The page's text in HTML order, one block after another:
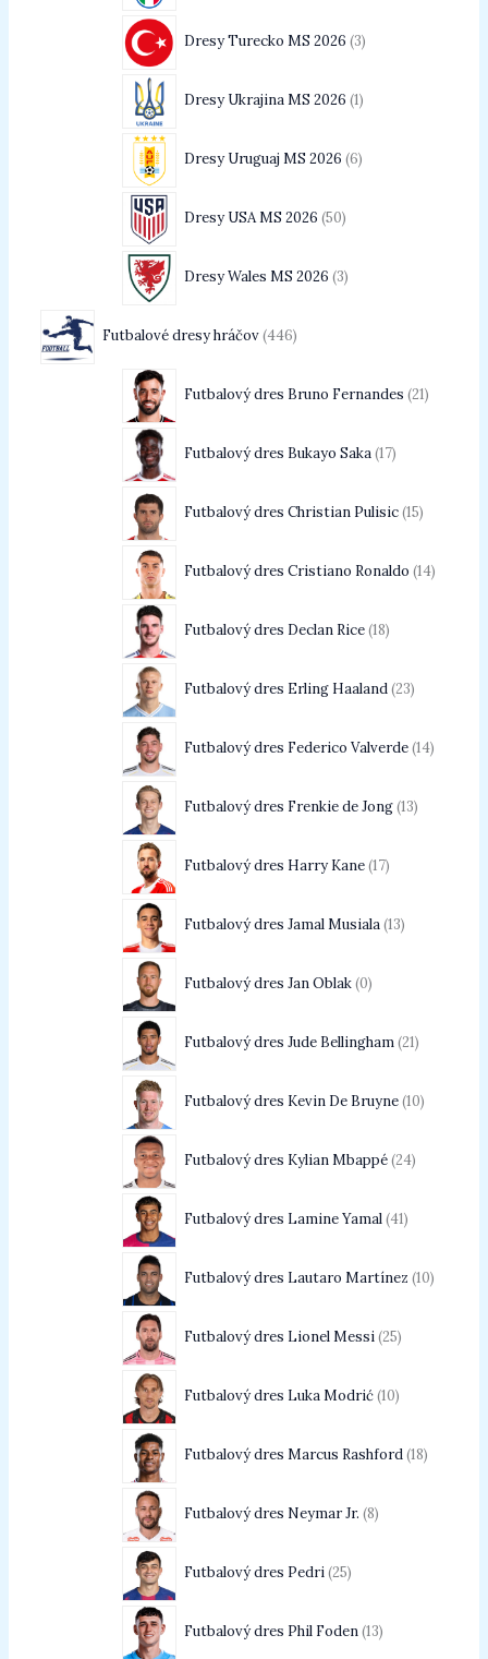
Dresy Turecko MS 2026 3
Dresy Ukrajina MS 2026 1
Dresy Uruguaj MS 2026 6
Dresy USA MS 2026 50
Dresy Wales MS 2026 3
Futbalové dresy hráčov 446
Futbalový dres Bruno Fernandes 21
Futbalový dres Bukayo Saka 17
Futbalový dres Christian Pulisic 15
Futbalový dres Cristiano Ronaldo 14
Futbalový dres Declan Rice 18
Futbalový dres Erling Haaland 23
Futbalový dres Federico Valverde 14
Futbalový dres Frenkie de Jong 13
Futbalový dres Harry Kane 17
Futbalový dres Jamal Musiala 13
Futbalový dres Jan Oblak 0
Futbalový dres Jude Bellingham 21
Futbalový dres Kevin De Bruyne 10
Futbalový dres Kylian Mbappé 24
Futbalový dres Lamine Yamal 41
Futbalový dres Lautaro Martínez 10
Futbalový dres Lionel Messi 25
Futbalový dres Luka Modrić 10
Futbalový dres Marcus Rashford 18
Futbalový dres Neymar Jr. 8
Futbalový dres Pedri 25
Futbalový dres Phil Foden 13